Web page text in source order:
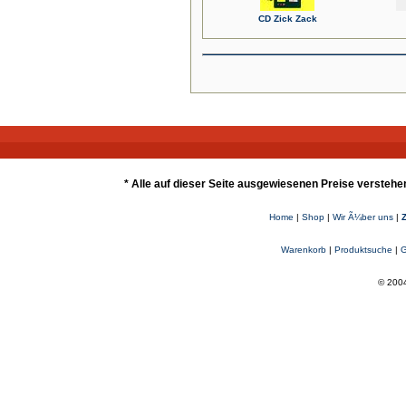
CD Zick Zack
* Alle auf dieser Seite ausgewiesenen Preise
Home | Shop| Wir Ã¼ber uns|
Warenkorb| Produktsuche |
©